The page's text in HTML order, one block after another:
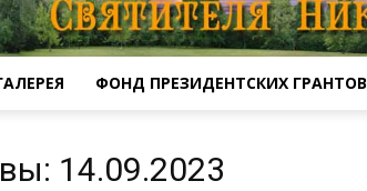
ФОНД ПРЕЗИДЕНТСКИХ ГРАНТОВ
14.09.2023